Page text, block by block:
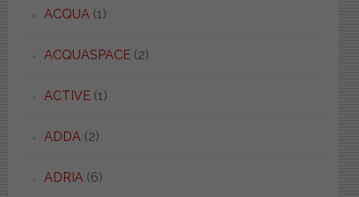
ACQUA(1)
ACQUASPACE(2)
ACTIVE(1)
ADDA(2)
ADRIA(6)